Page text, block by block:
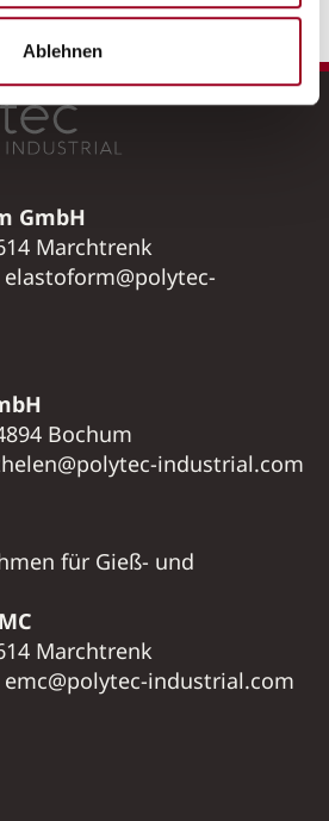
Ablehnen
GmbH
Marchtrenk
elastoform@polytec-
Bochum
industrial.com
für Gieß- und
Marchtrenk
emc@polytec-industrial.com